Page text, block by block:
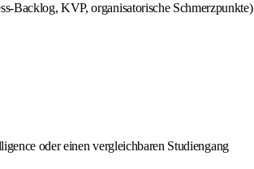
Backlog, KVP, organisatorische Schmerzpunkte)
oder einen vergleichbaren Studiengang